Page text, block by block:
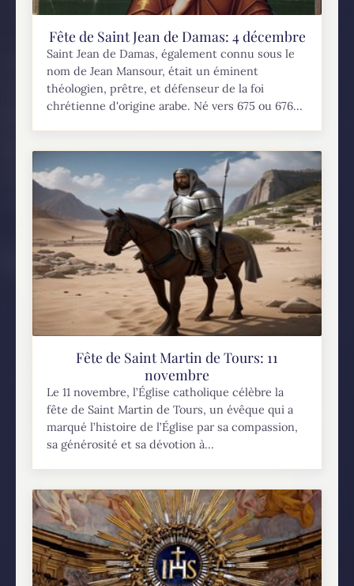
Fête de Saint Jean de Damas: 4 décembre
Saint Jean de Damas, également connu sous le
nom de Jean Mansour, était un éminent
théologien, prêtre, et défenseur de la foi
chrétienne d'origine arabe. Né vers 675 ou 676...
Fête de Saint Martin de Tours: 11
novembre
Le 11 novembre, l’Église catholique célèbre la
fête de Saint Martin de Tours, un évêque qui a
marqué l’histoire de l’Église par sa compassion,
sa générosité et sa dévotion à...